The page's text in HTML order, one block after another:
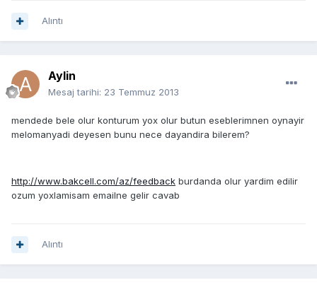
Alıntı
Aylin
Mesaj tarihi: 23 Temmuz 2013
mendede bele olur konturum yox olur butun eseblerimnen oynayir
melomanyadi deyesen bunu nece dayandira bilerem?
http://www.bakcell.com/az/feedback burdanda olur yardim edilir
ozum yoxlamisam emailne gelir cavab
Alıntı